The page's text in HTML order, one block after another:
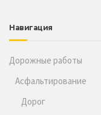
Навигация
Дорожные работы
Асфальтирование
Дорог